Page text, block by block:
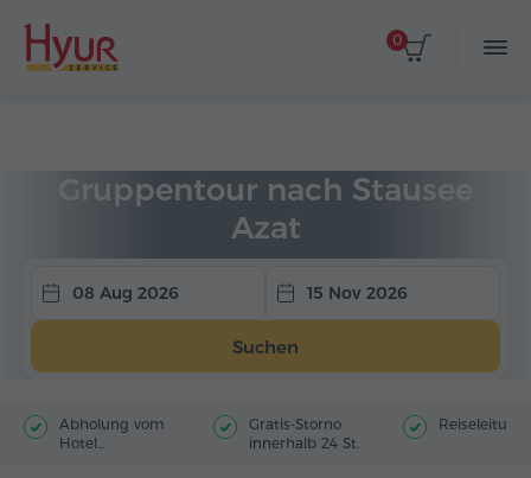
0
Gruppentour nach Stausee
Azat
08 Aug 2026 15 Nov 2026
Suchen
Abholung vom
Hotel
Gratis-Storno
innerhalb 24 St.
Reiseleitung